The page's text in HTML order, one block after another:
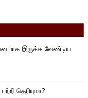
இருக்க வேண்டிய
தெரியுமா?